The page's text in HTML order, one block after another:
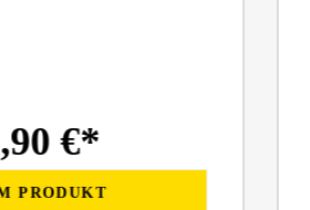
€*
PRODUKT